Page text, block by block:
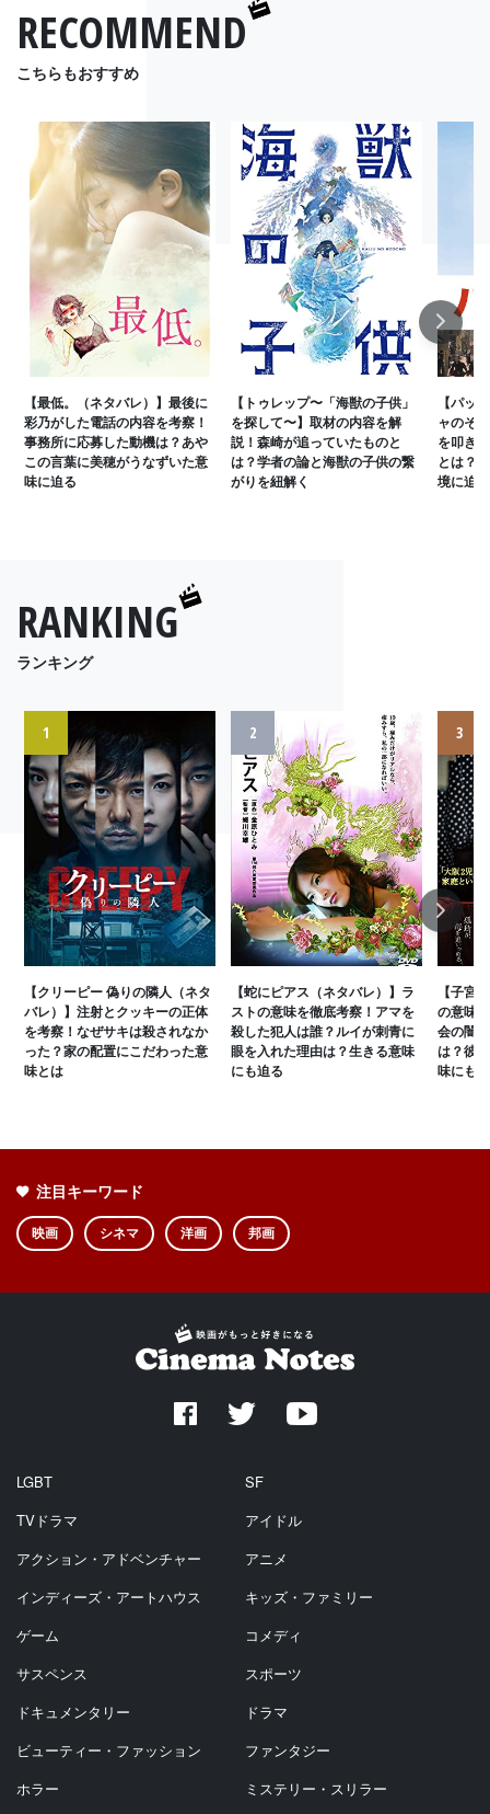
RECOMMEND
こちらもおすすめ
【最低。（ネタバレ）】最後に
彩乃がした電話の内容を考察！
事務所に応募した動機は？あや
この言葉に美穂がうなずいた意
味に迫る
【トゥレップ〜「海獣の子供」
を探して〜】取材の内容を解
説！森崎が追っていたものと
は？学者の論と海獣の子供の繋
がりを紐解く
【パッ
ャのそ
を叩き
とは？
境に迫る
Next
RANKING
ランキング
1
【クリーピー 偽りの隣人（ネタ
バレ）】注射とクッキーの正体
を考察！なぜサキは殺されなか
った？家の配置にこだわった意
味とは
2
【蛇にピアス（ネタバレ）】ラ
ストの意味を徹底考察！アマを
殺した犯人は誰？ルイが刺青に
眼を入れた理由は？生きる意味
にも迫る
3
【子宮
の意味
会の闇
は？彼
味にも
Next
注目キーワード
映画 シネマ 洋画 邦画
LGBT
SF
TVドラマ
アイドル
アクション・アドベンチャー
アニメ
インディーズ・アートハウス
キッズ・ファミリー
ゲーム
コメディ
サスペンス
スポーツ
ドキュメンタリー
ドラマ
ビューティー・ファッション
ファンタジー
ホラー
ミステリー・スリラー